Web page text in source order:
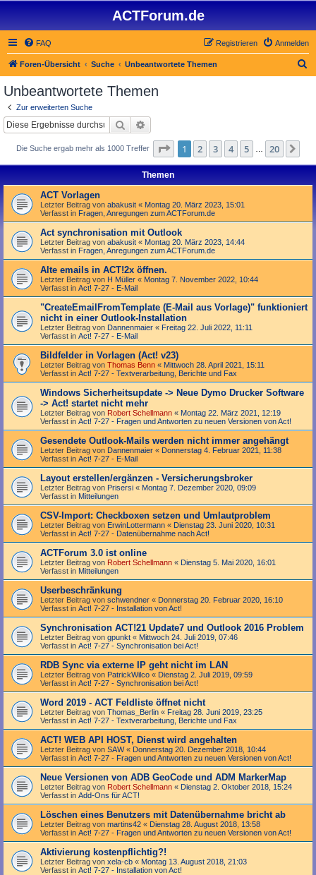
ACTForum.de
FAQ Anmelden
Registrieren
Foren-Übersicht Suche Unbeantwortete Themen
Unbeantwortete Themen
Zur erweiterten Suche
Suche
Die Suche ergab mehr als 1000 Treffer Seite 1von 20
1 2 3 4 5 20
Themen
ACT Vorlagen
Letzter Beitrag von abakusit « Montag 20. März 2023, 15:01
Verfasst in Fragen, Anregungen zum ACTForum.de
Act synchronisation mit Outlook
Letzter Beitrag von abakusit « Montag 20. März 2023, 14:44
Verfasst in Fragen, Anregungen zum ACTForum.de
Alte emails in ACT!2x öffnen.
Letzter Beitrag von H Müller « Montag 7. November 2022, 10:44
Verfasst in Act! 7-27 - E-Mail
"Create­Email­From­Template (E-Mail aus Vorlage)" funktioniert
nicht in einer Outlook-Installation
Letzter Beitrag von Dannenmaier « Freitag 22. Juli 2022, 11:11
Verfasst in Act! 7-27 - E-Mail
Bildfelder in Vorlagen (Act! v23)
Letzter Beitrag von Thomas Benn « Mittwoch 28. April 2021, 15:11
Verfasst in Act! 7-27 - Text­­ver­arbei­tung, Berichte und Fax
Windows Sicherheitsupdate -> Neue Dymo Drucker Software
-> Act! startet nicht mehr
Letzter Beitrag von Robert Schellmann « Montag 22. März 2021, 12:19
Verfasst in Act! 7-27 - Fragen und Antworten zu neuen Versionen von Act!
Gesendete Outlook-Mails werden nicht immer angehängt
Letzter Beitrag von Dannenmaier « Donnerstag 4. Februar 2021, 11:38
Verfasst in Act! 7-27 - E-Mail
Layout erstellen/ergänzen - Versicherungsbroker
Letzter Beitrag von Prisersi « Montag 7. Dezember 2020, 09:09
Verfasst in Mitteilungen
CSV-Import: Checkboxen setzen und Umlautproblem
Letzter Beitrag von ErwinLottermann « Dienstag 23. Juni 2020, 10:31
Verfasst in Act! 7-27 - Datenübernahme nach Act!
ACTForum 3.0 ist online
Letzter Beitrag von Robert Schellmann « Dienstag 5. Mai 2020, 16:01
Verfasst in Mitteilungen
Userbeschränkung
Letzter Beitrag von schwendner « Donnerstag 20. Februar 2020, 16:10
Verfasst in Act! 7-27 - Installation von Act!
Synchronisation ACT!21 Update7 und Outlook 2016 Problem
Letzter Beitrag von gpunkt « Mittwoch 24. Juli 2019, 07:46
Verfasst in Act! 7-27 - Synchronisation bei Act!
RDB Sync via externe IP geht nicht im LAN
Letzter Beitrag von PatrickWilco « Dienstag 2. Juli 2019, 09:59
Verfasst in Act! 7-27 - Synchronisation bei Act!
Word 2019 - ACT Feldliste öffnet nicht
Letzter Beitrag von Thomas_Berlin « Freitag 28. Juni 2019, 23:25
Verfasst in Act! 7-27 - Text­­ver­arbei­tung, Berichte und Fax
ACT! WEB API HOST, Dienst wird angehalten
Letzter Beitrag von SAW« Donnerstag 20. Dezember 2018, 10:44
Verfasst in Act! 7-27 - Fragen und Antworten zu neuen Versionen von Act!
Neue Versionen von ADB GeoCode und ADM MarkerMap
Letzter Beitrag von Robert Schellmann « Dienstag 2. Oktober 2018, 15:24
Verfasst in Add-Ons für ACT!
Löschen eines Benutzers mit Datenübernahme bricht ab
Letzter Beitrag von martins42 « Dienstag 28. August 2018, 13:58
Verfasst in Act! 7-27 - Fragen und Antworten zu neuen Versionen von Act!
Aktivierung kostenpflichtig?!
Letzter Beitrag von xela-cb « Montag 13. August 2018, 21:03
Verfasst in Act! 7-27 - Installation von Act!